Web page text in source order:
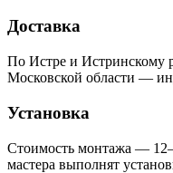
Доставка
По Истре и Истринскому
Московской области —
Установка
Стоимость монтажа —
мастера выполнят